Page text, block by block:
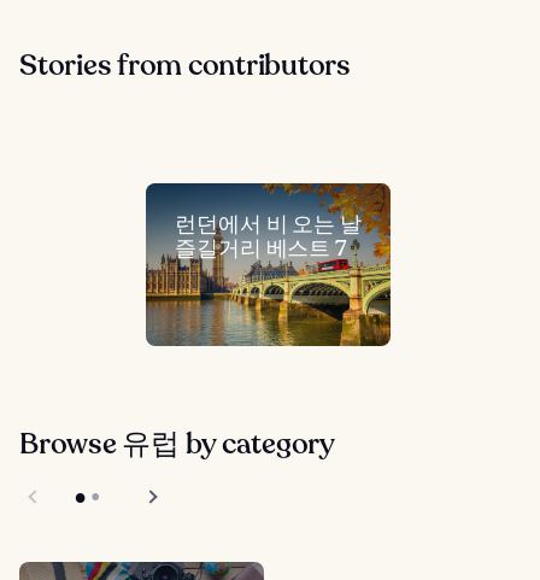
Stories from contributors
런던에서 비 오는 날
즐길거리 베스트 7
Browse 유럽 by category